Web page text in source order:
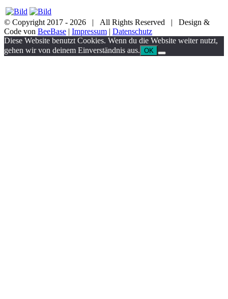
© Copyright 2017 - 2026 | All Rights Reserved | Design &
Code von BeeBase | Impressum | Datenschutz
YouTube
Facebook
Twitter
Instagram
Pinterest
Email
Diese Website benutzt Cookies. Wenn du die Website weiter nutzt,
gehen wir von deinem Einverständnis aus. OK